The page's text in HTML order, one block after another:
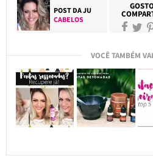
POST DAJU
CABELOS
VOCÊ TAMBÉM